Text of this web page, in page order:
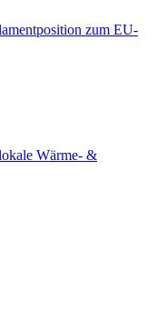
zum EU-
Wärme- &